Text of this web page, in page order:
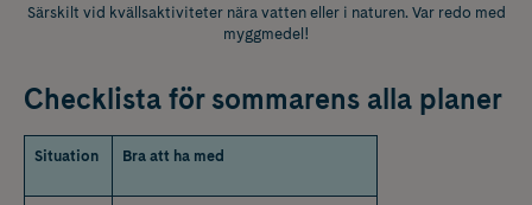
Särskilt vid kvällsaktiviteter nära vatten eller i naturen. Var redo med
myggmedel!
Checklista för sommarens alla planer
Situation Bra att ha med